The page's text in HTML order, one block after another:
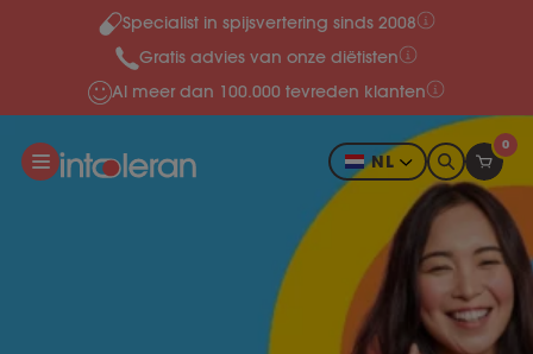
Meteen naar de content
Specialist in spijsvertering sinds 2008
Gratis advies van onze diëtisten
Al meer dan 100.000 tevreden klanten
NL
0